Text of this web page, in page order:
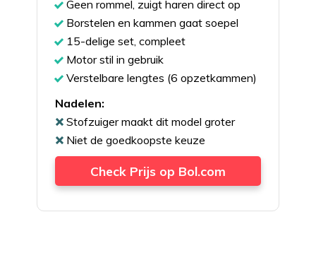
Geen rommel, zuigt haren direct op
Borstelen en kammen gaat soepel
15-delige set, compleet
Motor stil in gebruik
Verstelbare lengtes (6 opzetkammen)
Nadelen:
Stofzuiger maakt dit model groter
Niet de goedkoopste keuze
Check Prijs op Bol.com